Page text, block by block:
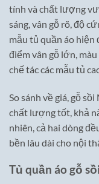
tính và chất lượng
sáng, vân gỗ rõ, độ
mẫu tủ quần áo hiện
điểm vân gỗ lớn,
chế tác các mẫu tủ
So sánh về giá, gỗ
chất lượng tốt, khả
nhiên, cả hai dòng
bền lâu dài cho nội
Tủ quần áo gỗ